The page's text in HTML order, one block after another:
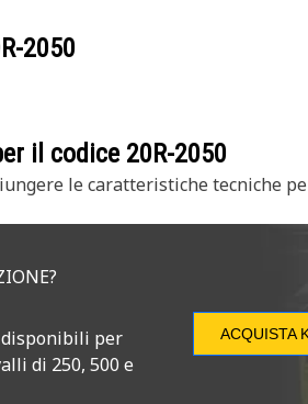
2050
il codice 20R-2050
le caratteristiche tecniche
per
di 250, 500 e
ACQUISTA